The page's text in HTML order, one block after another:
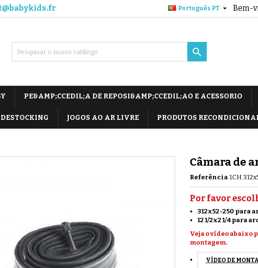
Bem-
Português PT 

PE&AMP;CCEDIL;A DE REPOSI&AMP;CCEDIL;AO E ACESSORIO
DESTOCKING JOGOS AO AR LIVRE PRODUTOS
Câmara de
Referência 1CH
Por favor
312x52-250 para
12 1/2x2 1/4 para
Veja o vídeo abaixo
montagem.
VÍDEO DE